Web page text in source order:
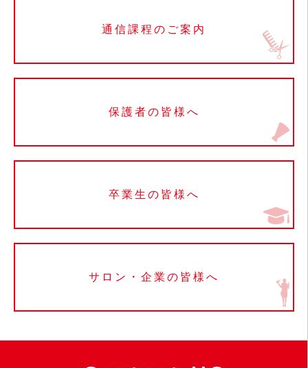
通信課程のご案内
保護者の皆様へ
卒業生の皆様へ
サロン・企業の皆様へ